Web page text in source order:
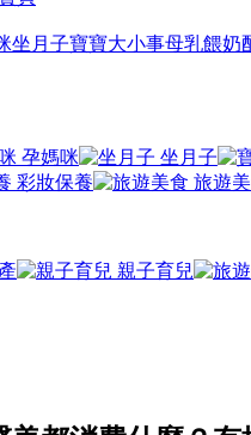
坐月子寶寶大小事母乳餵奶
孕媽咪 坐月子
彩妝保養 旅遊
親子育兒